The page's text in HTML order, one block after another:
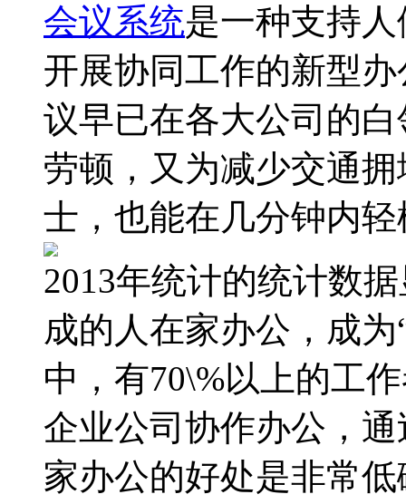
会议系统是一种支持
开展协同工作的新型
议早已在各大公司的
劳顿，又为减少交通
士，也能在几分钟内
2013年统计的统计数
成的人在家办公，成
中，有70\%以上的工
企业公司协作办公，
家办公的好处是非常